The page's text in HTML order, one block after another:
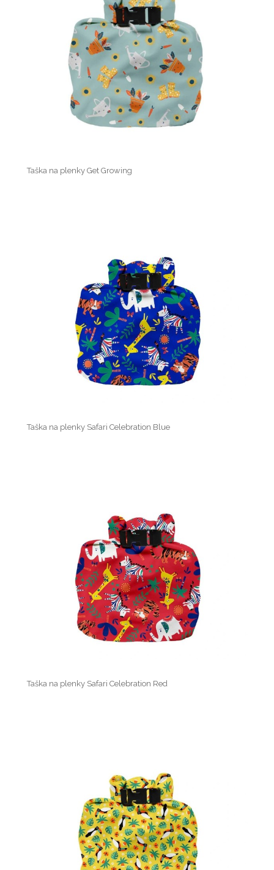
Taška na plenky Get Growing
Taška na plenky Safari Celebration Blue
Taška na plenky Safari Celebration Red